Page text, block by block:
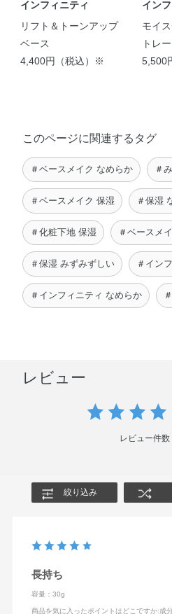
インフィニティ
リフト＆トーンアップ
ベース
4,400円（税込）※
イン
モイ
トレ
ョン
5,500
このページに関連するタグ
＃ベースメイク なめらか ＃
＃ベースメイク 保湿 ＃保湿
＃化粧下地 保湿 ＃ベースメ
＃保湿 みずみずしい ＃イン
＃インフィニティ なめらか
レビュー
レビュー件数
絞り込み
長持ち
容量：30g
商品を気に入ったポイントはどこですか:成